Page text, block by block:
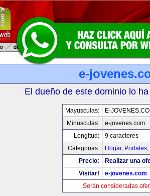
e-
El dueño de este dominio lo
Mayusculas:
E-
Minusculas:
e-jovenes.com
Longitud:
9 caracteres
Categorias:
Hogar, Portales,
Precio:
Realizar una
Visitar!
e-jovenes.com
Serán consideradas